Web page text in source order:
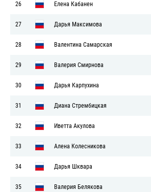
26 Елена Кабанен
27 Дарья Максимова
28 Валентина Самарская
29 Валерия Смирнова
30 Дарья Карпухина
31 Диана Стрембицкая
32 Иветта Акулова
33 Алена Колесникова
34 Дарья Шквара
35 Валерия Белякова